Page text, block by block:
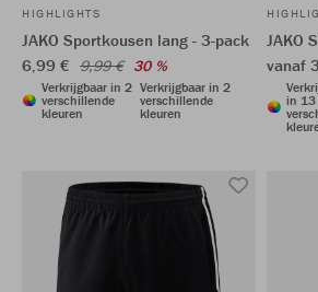
HIGHLIGHTS
JAKO Sportkousen lang - 3-pack
6,99 € 9,99 € 30 %
Verkrijgbaar in 2
verschillende
kleuren
Verkrijgbaar in 2
verschillende
kleuren
JAKO
vanaf
in 13